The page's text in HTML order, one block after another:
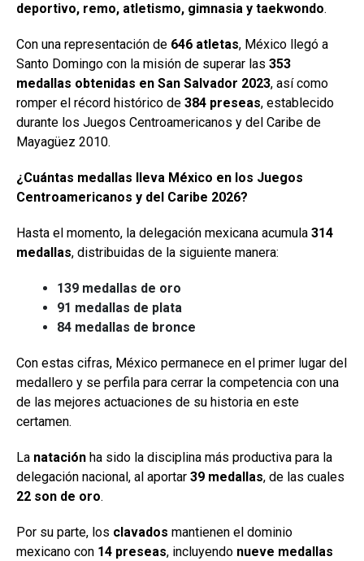
deportivo, remo, atletismo, gimnasia y taekwondo.
Con una representación de 646 atletas, México llegó a
Santo Domingo con la misión de superar las 353
medallas obtenidas en San Salvador 2023, así como
romper el récord histórico de 384 preseas, establecido
durante los Juegos Centroamericanos y del Caribe de
Mayagüez 2010.
¿Cuántas medallas lleva México en los Juegos
Centroamericanos y del Caribe 2026?
Hasta el momento, la delegación mexicana acumula 314
medallas, distribuidas de la siguiente manera:
139 medallas de oro
91 medallas de plata
84 medallas de bronce
Con estas cifras, México permanece en el primer lugar del
medallero y se perfila para cerrar la competencia con una
de las mejores actuaciones de su historia en este
certamen.
La natación ha sido la disciplina más productiva para la
delegación nacional, al aportar 39 medallas, de las cuales
22 son de oro.
Por su parte, los clavados mantienen el dominio
mexicano con 14 preseas, incluyendo nueve medallas